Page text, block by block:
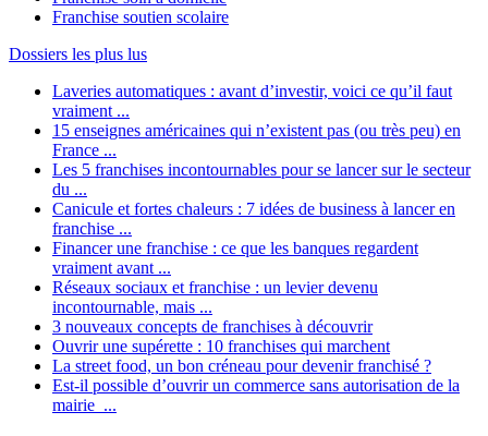
Franchise soutien scolaire
Dossiers les plus lus
Laveries automatiques : avant d’investir, voici ce qu’il faut
vraiment ...
15 enseignes américaines qui n’existent pas (ou très peu) en
France ...
Les 5 franchises incontournables pour se lancer sur le secteur
du ...
Canicule et fortes chaleurs : 7 idées de business à lancer en
franchise ...
Financer une franchise : ce que les banques regardent
vraiment avant ...
Réseaux sociaux et franchise : un levier devenu
incontournable, mais ...
3 nouveaux concepts de franchises à découvrir
Ouvrir une supérette : 10 franchises qui marchent
La street food, un bon créneau pour devenir franchisé ?
Est-il possible d’ouvrir un commerce sans autorisation de la
mairie ...